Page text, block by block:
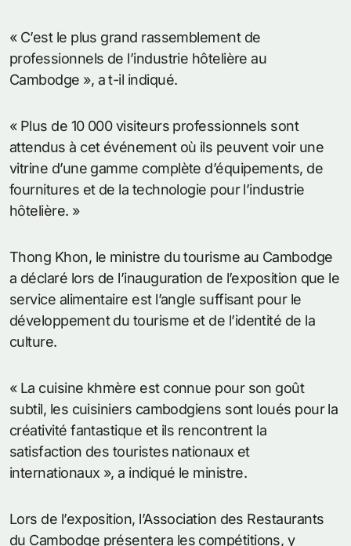
« C’est le plus grand rassemblement de
professionnels de l’industrie hôtelière au
Cambodge », a t-il indiqué.
« Plus de 10 000 visiteurs professionnels sont
attendus à cet événement où ils peuvent voir une
vitrine d’une gamme complète d’équipements, de
fournitures et de la technologie pour l’industrie
hôtelière. »
Thong Khon, le ministre du tourisme au Cambodge
a déclaré lors de l’inauguration de l’exposition que le
service alimentaire est l’angle suffisant pour le
développement du tourisme et de l’identité de la
culture.
« La cuisine khmère est connue pour son goût
subtil, les cuisiniers cambodgiens sont loués pour la
créativité fantastique et ils rencontrent la
satisfaction des touristes nationaux et
internationaux », a indiqué le ministre.
Lors de l’exposition, l’Association des Restaurants
du Cambodge présentera les compétitions, y